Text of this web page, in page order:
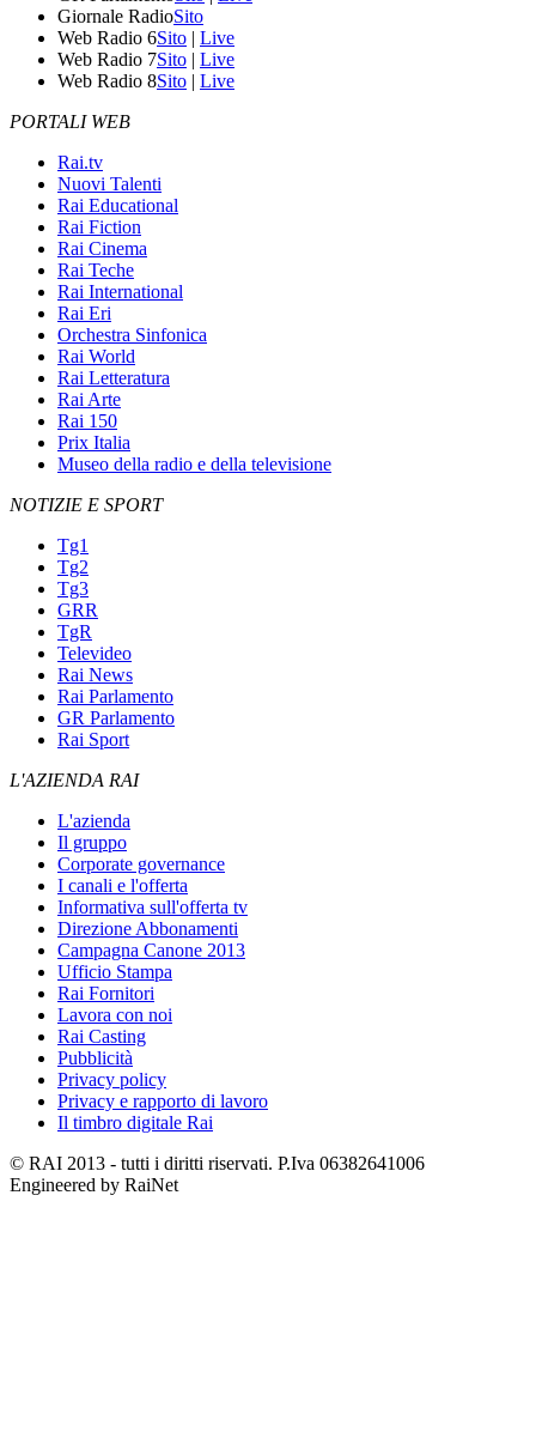
Giornale RadioSito
Web Radio 6Sito | Live
Web Radio 7Sito | Live
Web Radio 8Sito | Live
PORTALI WEB
Rai.tv
Nuovi Talenti
Rai Educational
Rai Fiction
Rai Cinema
Rai Teche
Rai International
Rai Eri
Orchestra Sinfonica
Rai World
Rai Letteratura
Rai Arte
Rai 150
Prix Italia
Museo della radio e della televisione
NOTIZIE E SPORT
Tg1
Tg2
Tg3
GRR
TgR
Televideo
Rai News
Rai Parlamento
GR Parlamento
Rai Sport
L'AZIENDA RAI
L'azienda
Il gruppo
Corporate governance
I canali e l'offerta
Informativa sull'offerta tv
Direzione Abbonamenti
Campagna Canone 2013
Ufficio Stampa
Rai Fornitori
Lavora con noi
Rai Casting
Pubblicità
Privacy policy
Privacy e rapporto di lavoro
Il timbro digitale Rai
© RAI 2013 - tutti i diritti riservati. P.Iva 06382641006
Engineered by RaiNet